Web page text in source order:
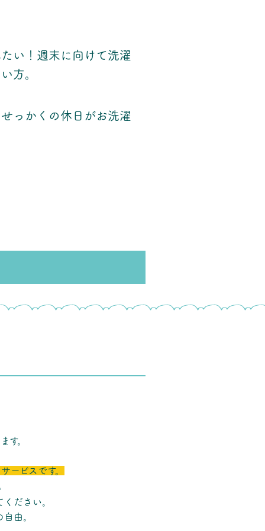
い！週末に向けて洗濯
方。
っかくの休日がお洗濯
す。
ービスです。
ださい。
由。